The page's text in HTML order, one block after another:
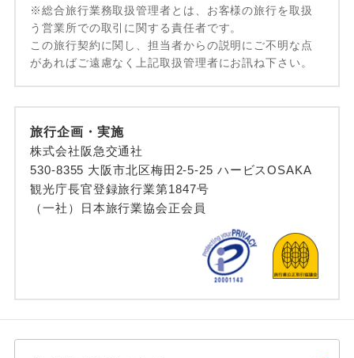
※総合旅行業務取扱管理者とは、お客様の旅行を取扱
う営業所での取引に関する責任者です。
この旅行契約に関し、担当者からの説明にご不明な点
があればご遠慮なく上記取扱管理者にお訊ね下さい。
旅行企画・実施
株式会社阪急交通社
530-8355 大阪市北区梅田2-5-25 ハービスOSAKA
観光庁長官登録旅行業第1847号
（一社）日本旅行業協会正会員